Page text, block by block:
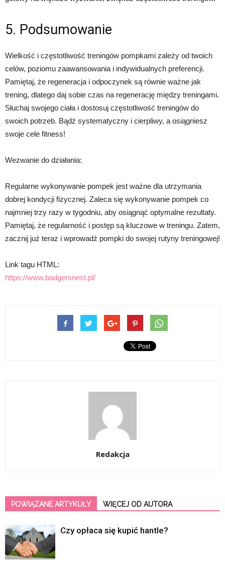
5. Podsumowanie
Wielkość i częstotliwość treningów pompkami zależy od twoich
celów, poziomu zaawansowania i indywidualnych preferencji.
Pamiętaj, że regeneracja i odpoczynek są równie ważne jak
trening, dlatego daj sobie czas na regenerację między treningami.
Słuchaj swojego ciała i dostosuj częstotliwość treningów do
swoich potrzeb. Bądź systematyczny i cierpliwy, a osiągniesz
swoje cele fitness!
Wezwanie do działania:
Regularne wykonywanie pompek jest ważne dla utrzymania
dobrej kondycji fizycznej. Zaleca się wykonywanie pompek co
najmniej trzy razy w tygodniu, aby osiągnąć optymalne rezultaty.
Pamiętaj, że regularność i postęp są kluczowe w treningu. Zatem,
zacznij już teraz i wprowadź pompki do swojej rutyny treningowej!
Link tagu HTML:
https://www.badgersnest.pl/
Redakcja
POWIĄZANE ARTYKUŁY WIĘCEJ OD AUTORA
Czy opłaca się kupić hantle?